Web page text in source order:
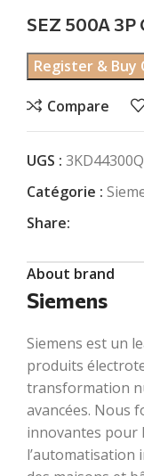
SEZ 500A 3P
Register & Buy
Compare
UGS :
Catégorie :
Share:
About brand
Siemens
Siemens est un
produits
transformation
avancées. Nous
innovantes pour
l’automatisation